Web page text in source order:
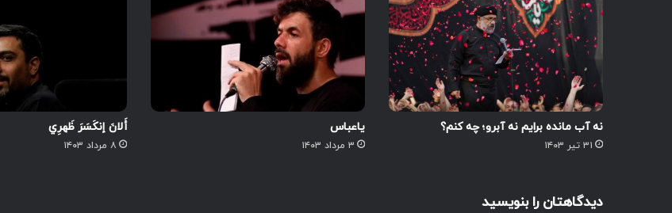
نه آب مانده برایم نه آبرو؛ چه کنم؟
۳۱ تیر ۱۴۰۳
یاعباس
۳ مرداد ۱۴۰۳
أَلانَ إنکَسَرَ ظَهرِي
۸ مرداد ۱۴۰۳
دیدگاهتان را بنویسید